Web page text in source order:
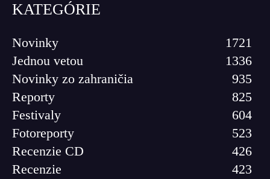
KATEGÓRIE
Novinky
1721
Jednou vetou
1336
Novinky zo zahraničia
935
Reporty
825
Festivaly
604
Fotoreporty
523
Recenzie CD
426
Recenzie
423